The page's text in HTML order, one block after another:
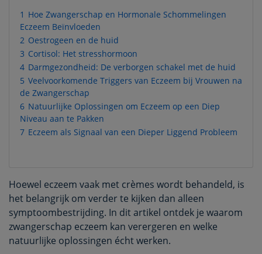
Hoewel eczeem vaak met crèmes wordt behandeld, is
het belangrijk om verder te kijken dan alleen
symptoombestrijding. In dit artikel ontdek je waarom
zwangerschap eczeem kan verergeren en welke
natuurlijke oplossingen écht werken.
1 Hoe Zwangerschap en Hormonale Schommelingen
Eczeem Beïnvloeden
2 Oestrogeen en de huid
3 Cortisol: Het stresshormoon
4 Darmgezondheid: De verborgen schakel met de huid
5 Veelvoorkomende Triggers van Eczeem bij Vrouwen na
de Zwangerschap
6 Natuurlijke Oplossingen om Eczeem op een Diep
Niveau aan te Pakken
7 Eczeem als Signaal van een Dieper Liggend Probleem